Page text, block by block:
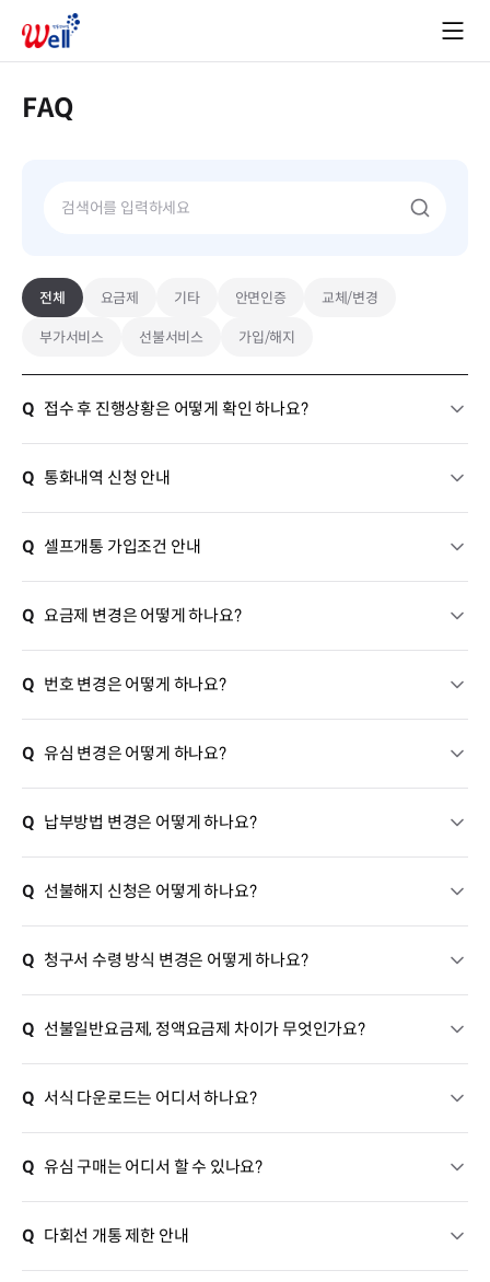
FAQ
전체 요금제 기타 안면인증 교체/변경
부가서비스 선불서비스 가입/해지
Q 접수 후 진행상황은 어떻게 확인 하나요?
Q 통화내역 신청 안내
Q 셀프개통 가입조건 안내
Q 요금제 변경은 어떻게 하나요?
Q 번호 변경은 어떻게 하나요?
Q 유심 변경은 어떻게 하나요?
Q 납부방법 변경은 어떻게 하나요?
Q 선불해지 신청은 어떻게 하나요?
Q 청구서 수령 방식 변경은 어떻게 하나요?
Q 선불일반요금제, 정액요금제 차이가 무엇인가요?
Q 서식 다운로드는 어디서 하나요?
Q 유심 구매는 어디서 할 수 있나요?
Q 다회선 개통 제한 안내